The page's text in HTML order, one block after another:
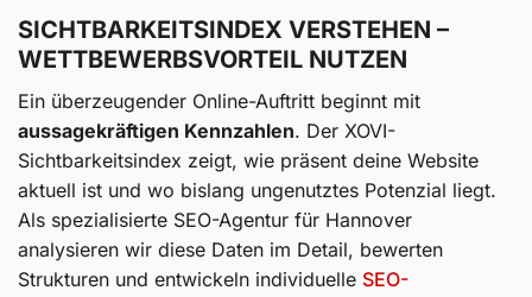
SICHTBARKEITSINDEX VERSTEHEN –
WETTBEWERBSVORTEIL NUTZEN
Ein überzeugender Online-Auftritt beginnt mit
aussagekräftigen Kennzahlen. Der XOVI-
Sichtbarkeitsindex zeigt, wie präsent deine Website
aktuell ist und wo bislang ungenutztes Potenzial liegt.
Als spezialisierte SEO-Agentur für Hannover
analysieren wir diese Daten im Detail, bewerten
Strukturen und entwickeln individuelle SEO-